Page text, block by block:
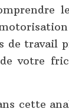
de travail
votre
cette